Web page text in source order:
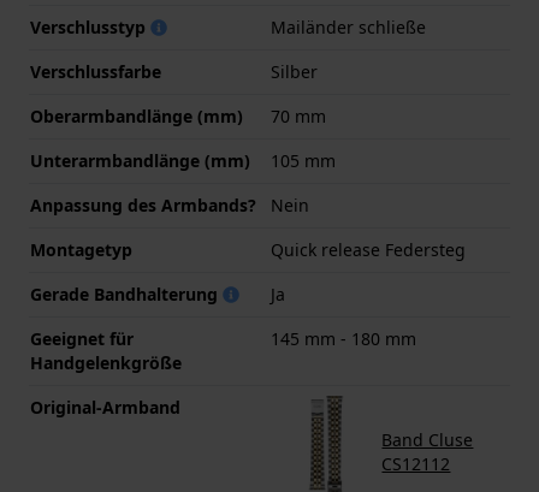
Verschlusstyp
Mailänder schließe
Verschlussfarbe
Silber
Oberarmbandlänge (mm)
70 mm
Unterarmbandlänge (mm)
105 mm
Anpassung des Armbands?
Nein
Montagetyp
Quick release Federsteg
Gerade Bandhalterung
Ja
Geeignet für
Handgelenkgröße
145 mm - 180 mm
Original-Armband
Band Cluse
CS12112